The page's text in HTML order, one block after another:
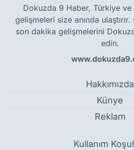
Dokuzda 9 Haber, Türkiye
gelişmeleri size anında
son dakika gelişmelerini
edin.
Hakkımızda
Künye
Reklam
Kullanım